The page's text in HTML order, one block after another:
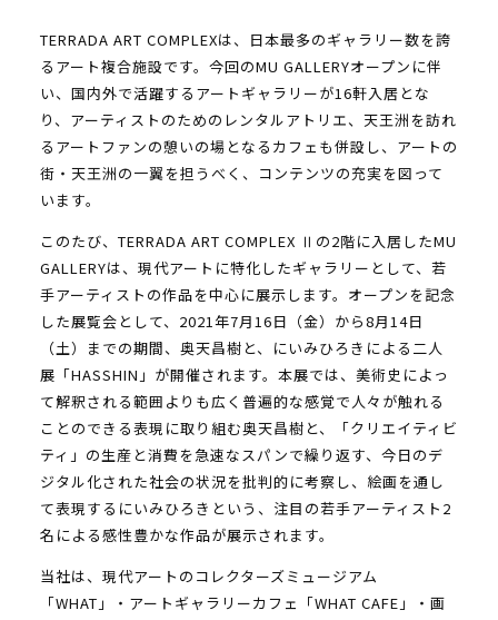
TERRADA ART COMPLEXは、日本最多のギャラリー数を誇
るアート複合施設です。今回のMU GALLERYオープンに伴
い、国内外で活躍するアートギャラリーが16軒入居とな
り、アーティストのためのレンタルアトリエ、天王洲を訪れ
るアートファンの憩いの場となるカフェも併設し、アートの
街・天王洲の一翼を担うべく、コンテンツの充実を図って
います。
このたび、TERRADA ART COMPLEX Ⅱの2階に入居したMU
GALLERYは、現代アートに特化したギャラリーとして、若
手アーティストの作品を中心に展示します。オープンを記念
した展覧会として、2021年7月16日（金）から8月14日
（土）までの期間、奥天昌樹と、にいみひろきによる二人
展「HASSHIN」が開催されます。本展では、美術史によっ
て解釈される範囲よりも広く普遍的な感覚で人々が触れる
ことのできる表現に取り組む奥天昌樹と、「クリエイティビ
ティ」の生産と消費を急速なスパンで繰り返す、今日のデ
ジタル化された社会の状況を批判的に考察し、絵画を通し
て表現するにいみひろきという、注目の若手アーティスト2
名による感性豊かな作品が展示されます。
当社は、現代アートのコレクターズミュージアム
「WHAT」・アートギャラリーカフェ「WHAT CAFE」・画